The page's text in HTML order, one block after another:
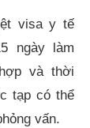
visa y tế
ngày làm
và thời
tạp có thể
vấn.